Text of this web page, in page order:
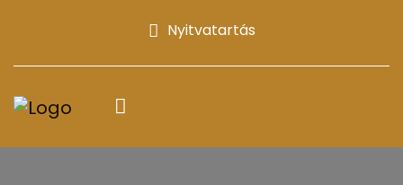
Nyitvatartás